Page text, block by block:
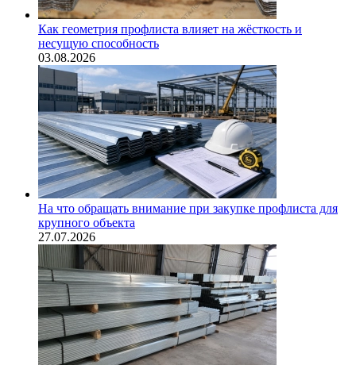
Как геометрия профлиста влияет на жёсткость и
несущую способность
03.08.2026
На что обращать внимание при закупке профлиста для
крупного объекта
27.07.2026